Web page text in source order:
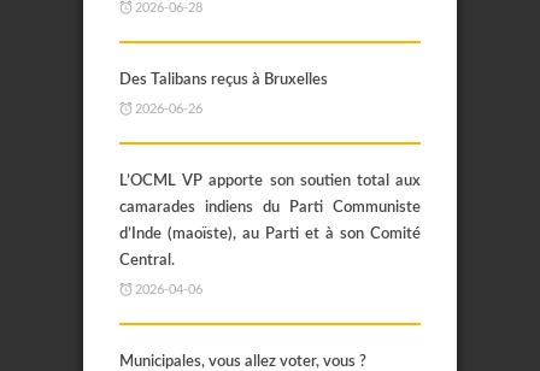
2026-06-28
Des Talibans reçus à Bruxelles
2026-06-26
L’OCML VP apporte son soutien total aux
camarades indiens du Parti Communiste
d’Inde (maoïste), au Parti et à son Comité
Central.
2026-04-06
Municipales, vous allez voter, vous ?